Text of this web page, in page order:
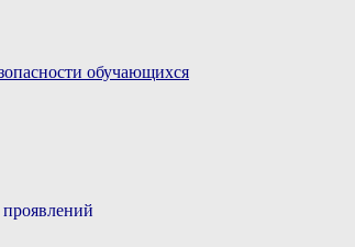
обучающихся